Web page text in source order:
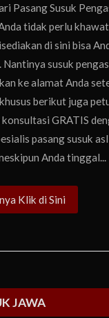
Pasang Susuk
tidak perlu
di sini bisa
Nantinya susuk
ke alamat Anda
berikut juga
GRATIS
pasang susuk
Anda tinggal...
Klik di Sini
JAWA